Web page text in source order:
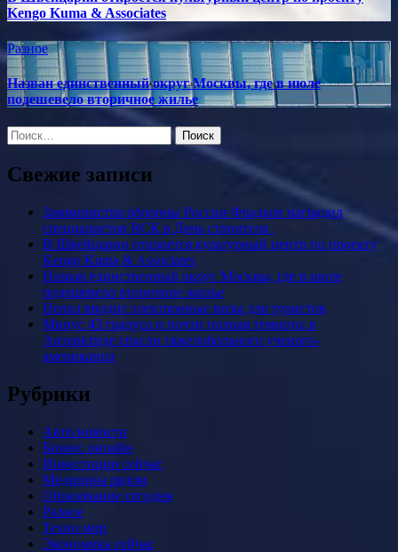
Kengo Kuma & Associates
Разное
Назван единственный округ Москвы, где в июле
подешевело вторичное жилье
Найти:
Свежие записи
Замминистра обороны России Фрадков наградил
специалистов ВСК в День строителя
В Швейцарии откроется культурный центр по проекту
Kengo Kuma & Associates
Назван единственный округ Москвы, где в июле
подешевело вторичное жилье
Непал вводит электронные визы для туристов
Минус 43 градуса и почти полная темнота: в
Антарктиде спасли тяжелобольного ученого-
американца
Рубрики
Авто новости
Бизнес онлайн
Инвестиции сейчас
Медицина рядом
Образование сегодня
Разное
Техно мир
Экономика сейчас